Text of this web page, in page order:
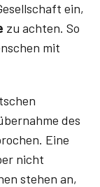
ein,
zu achten. So
mit
des
Eine
nicht
stehen an,